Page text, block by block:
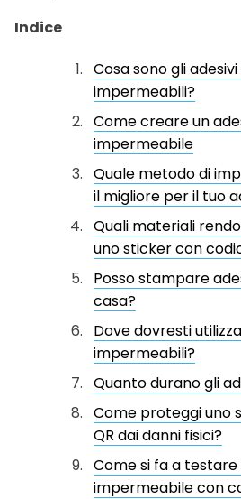
Indice
Cosa sono gli
impermeabili?
Come creare un
impermeabile
Quale metodo di
il migliore per il tuo
Quali materiali
uno sticker con
Posso stampare
casa?
Dove dovresti
impermeabili?
Quanto durano gli
Come proteggi uno
QR dai danni fisici?
Come si fa a testare
impermeabile con